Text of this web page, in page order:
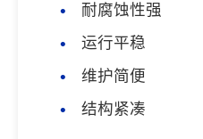
耐腐蚀性强
运行平稳
维护简便
结构紧凑